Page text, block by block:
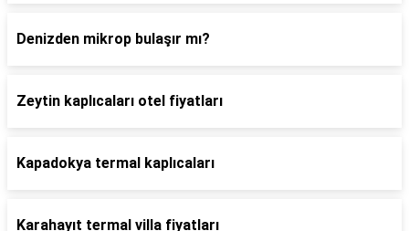
Denizden mikrop bulaşır mı?
Zeytin kaplıcaları otel fiyatları
Kapadokya termal kaplıcaları
Karahayıt termal villa fiyatları